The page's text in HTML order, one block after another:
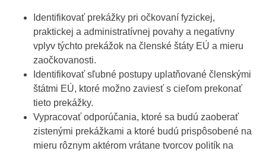
Identifikovať prekážky pri očkovaní fyzickej,
praktickej a administratívnej povahy a negatívny
vplyv týchto prekážok na členské štáty EÚ a mieru
zaočkovanosti.
Identifikovať sľubné postupy uplatňované členskými
štátmi EÚ, ktoré možno zaviesť s cieľom prekonať
tieto prekážky.
Vypracovať odporúčania, ktoré sa budú zaoberať
zistenými prekážkami a ktoré budú prispôsobené na
mieru rôznym aktérom vrátane tvorcov politík na